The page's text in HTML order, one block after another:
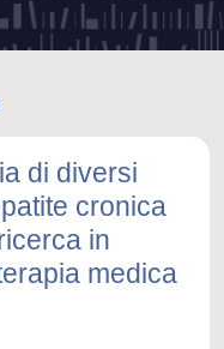
di diversi
cronica
in
medica